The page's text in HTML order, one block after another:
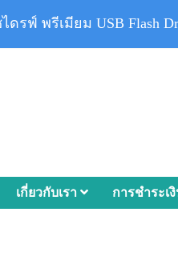
เกี่ยวกับเรา การชำระเ
ดรฟ์ พรีเมียม USB Flash